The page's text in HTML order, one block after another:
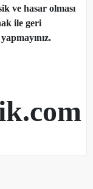
ve hasar olması
ile geri